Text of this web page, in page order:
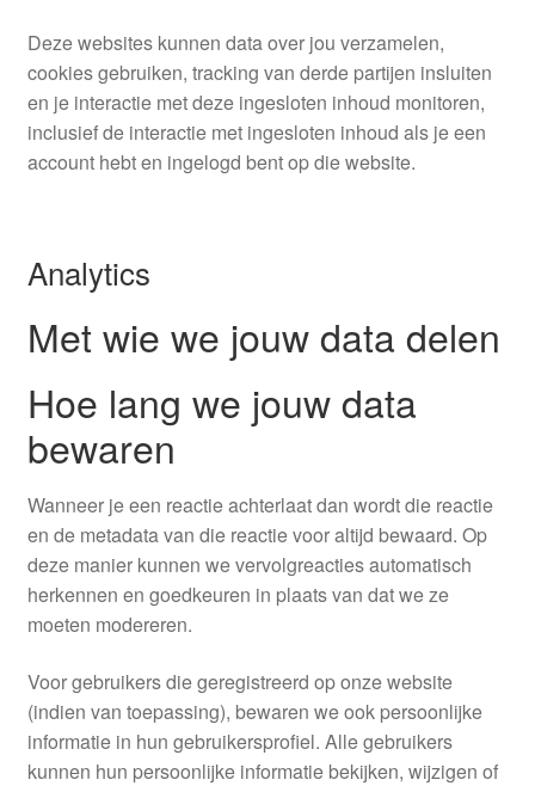
Deze websites kunnen data over jou verzamelen,
cookies gebruiken, tracking van derde partijen insluiten
en je interactie met deze ingesloten inhoud monitoren,
inclusief de interactie met ingesloten inhoud als je een
account hebt en ingelogd bent op die website.
Analytics
Met wie we jouw data delen
Hoe lang we jouw data
bewaren
Wanneer je een reactie achterlaat dan wordt die reactie
en de metadata van die reactie voor altijd bewaard. Op
deze manier kunnen we vervolgreacties automatisch
herkennen en goedkeuren in plaats van dat we ze
moeten modereren.
Voor gebruikers die geregistreerd op onze website
(indien van toepassing), bewaren we ook persoonlijke
informatie in hun gebruikersprofiel. Alle gebruikers
kunnen hun persoonlijke informatie bekijken, wijzigen of